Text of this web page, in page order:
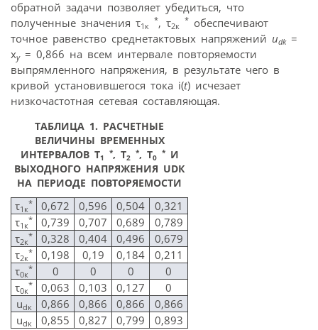
обратной задачи позволяет убедиться, что
полученные значения τ1к
*, τ2к
* обеспечивают
точное равенство среднетактовых напряжений udk=
xy= 0,866 на всем интервале повторяемости
выпрямленного напряжения, в результате чего в
кривой установившегося тока i(t) исчезает
низкочастотная сетевая составляющая.
ТАБЛИЦА 1. РАСЧЕТНЫЕ
ВЕЛИЧИНЫ ВРЕМЕННЫХ
ИНТЕРВАЛОВ Τ1
*, Τ2
*, Τ0
*И
ВЫХОДНОГО НАПРЯЖЕНИЯ UDК
НА ПЕРИОДЕ ПОВТОРЯЕМОСТИ
τ1к
* 0,672 0,596 0,504
0,321
τ1к
* 0,739 0,707 0,689
0,789
τ2к
* 0,328 0,404 0,496
0,679
τ2к
* 0,198 0,19 0,184
0,211
τ0к
* 0 0 0
0
τ0к
* 0,063 0,103 0,127
0
udк 0,866 0,866 0,866
0,866
udк 0,855 0,827 0,799 0,893